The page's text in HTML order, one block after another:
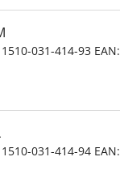
031-414-93 EAN:
031-414-94 EAN: